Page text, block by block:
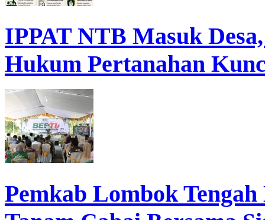
IPPAT NTB Masuk
Hukum Pertanahan
Pemkab Lombok